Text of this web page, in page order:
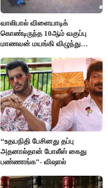
வாலிபால் விளையாடிக்
கொண்டிருந்த 10ஆம் வகுப்பு
மாணவன் மயங்கி விழுந்து
“உதயநிதி பேசினது தப்பு
அதனால்தான் போலீஸ் கைது
பண்ணாங்க”- விஷால்